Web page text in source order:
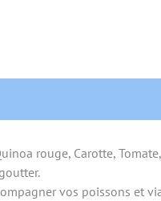
rouge, Carotte,
vos poissons et